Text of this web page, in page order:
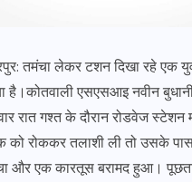
तमंचा लेकर टशन दिखा रहे एक
है।कोतवाली एसएसआइ नवीन
रात गश्त के दौरान रोडवेज स्टेशन
को रोककर तलाशी ली तो उसके
और एक कारतूस बरामद हुआ।